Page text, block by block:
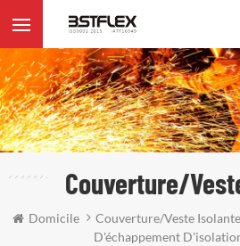
Couverture/
Domicile Couverture/veste Isolante
D'échappement